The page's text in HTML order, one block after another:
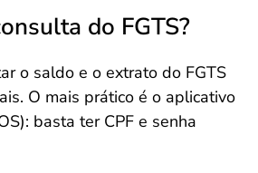
do FGTS?
o saldo e o extrato do FGTS
O mais prático é o aplicativo
basta ter CPF e senha